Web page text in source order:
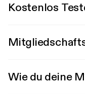
Kostenlos
Wie du deine